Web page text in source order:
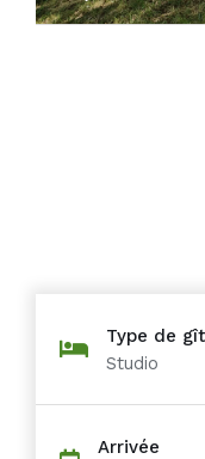
Type de
Studio
Arrivée